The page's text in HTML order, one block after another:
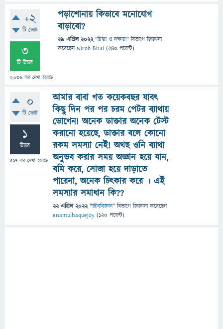
+2
টি ভোট
3
টি উত্তর
2,036 বার দেখা হয়েছে
পড়াশোনায় কিভাবে মনোযোগ
বাড়াবো?
29 এপ্রিল 2022 "চিন্তা ও দক্ষতা" বিভাগে জিজ্ঞাসা
করেছেনNirob Bhai (240 পয়েন্ট)
0
টি ভোট
1
উত্তর
517 বার দেখা হয়েছে
আমার বাবা গত কয়েকবছর যাবৎ
কিছু দিন পর পর চরম পেটর ব্যাথায়
ভোগেন! অনেক ডাক্তার অনেক টেস্ট
করানো হয়েছে, ডাক্তার বলে কোনো
রকম সমস্যা নেই! অথছ ওনি ব্যাথা
অনুভব করার সময় অজ্ঞান হয়ে যান,
বমি করে, সোজা হয়ে দাড়াতে
পারেনা, অনেক চিৎকার করে । এই
সমস্যার সমাধান কি??
22 এপ্রিল 2022 "জীববিজ্ঞান" বিভাগে জিজ্ঞাসাকরেছেন
enamulhaquejoy (120 পয়েন্ট)